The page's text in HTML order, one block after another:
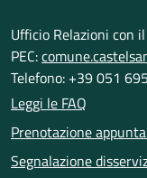
Ufficio Relazioni con
PEC:
Telefono: +39 051
Leggi le FAQ
Prenotazione
Segnalazione